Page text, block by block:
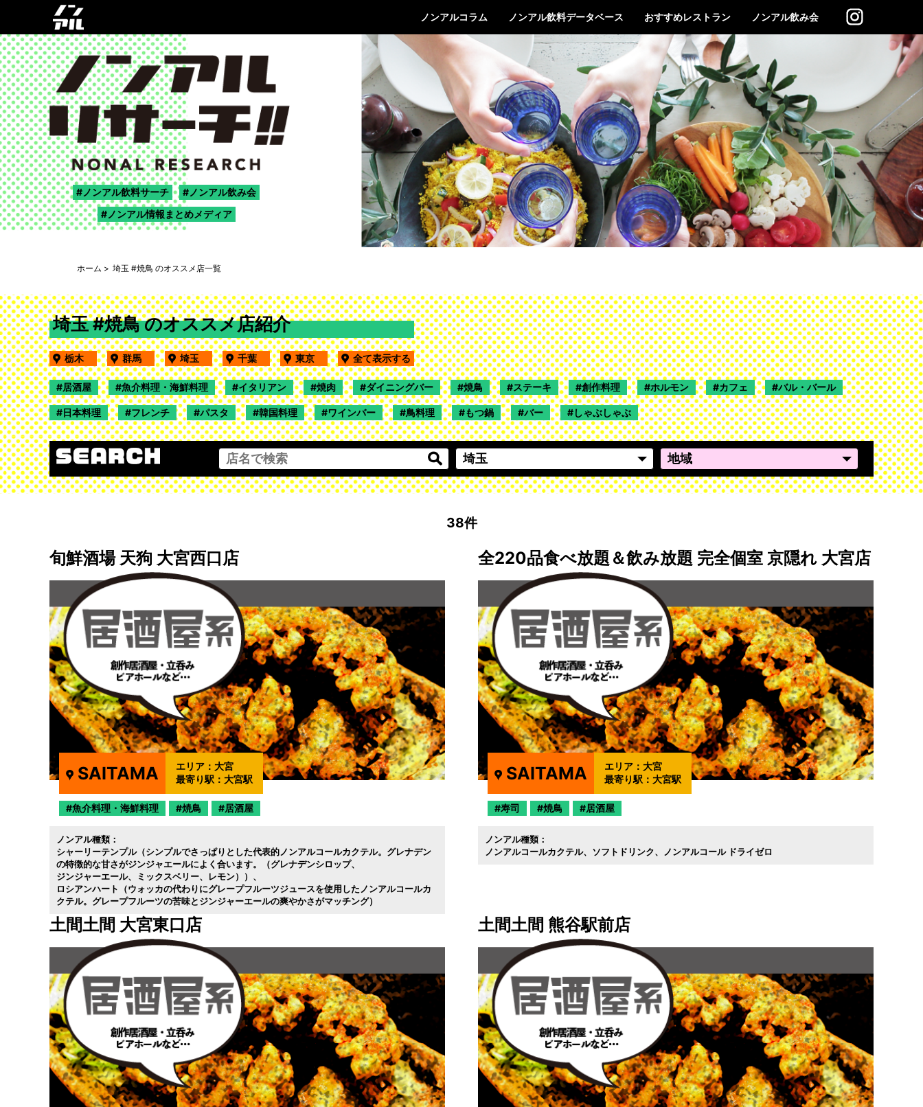
ノンアルコラム ノンアル飲料データベース おすすめレストラン ノンアル飲み会
ノンアル飲料サーチ
ノンアル飲み会
ノンアル情報まとめメディア
ホーム 埼玉 #焼鳥 のオススメ店一覧
埼玉 #焼鳥 のオススメ店紹介
栃木 群馬 埼玉 千葉 東京 全て表示する
居酒屋 魚介料理・海鮮料理 イタリアン 焼肉 ダイニングバー 焼鳥 ステーキ 創作料理 ホルモン カフェ バル・バール
日本料理 フレンチ パスタ 韓国料理 ワインバー 鳥料理 もつ鍋 バー しゃぶしゃぶ
38件
旬鮮酒場 天狗 大宮西口店
SAITAMA エリア： 大宮
最寄り駅： 大宮駅
魚介料理・海鮮料理 焼鳥 居酒屋
ノンアル種類：
シャーリーテンプル（シンプルでさっぱりとした代表的ノンアルコールカクテル。グレナデン
の特徴的な甘さがジンジャエールによく合います。（グレナデンシロップ
ジンジャーエール
ミックスベリー
レモン））
ロシアンハート（ウォッカの代わりにグレープフルーツジュースを使用したノンアルコールカ
クテル。グレープフルーツの苦味とジンジャーエールの爽やかさがマッチング）
全220品食べ放題＆飲み放題 完全個室 京隠れ 大宮店
SAITAMA エリア： 大宮
最寄り駅： 大宮駅
寿司 焼鳥 居酒屋
ノンアル種類：
ノンアルコールカクテル
ソフトドリンク ノンアルコール ドライゼロ
土間土間 大宮東口店 土間土間 熊谷駅前店